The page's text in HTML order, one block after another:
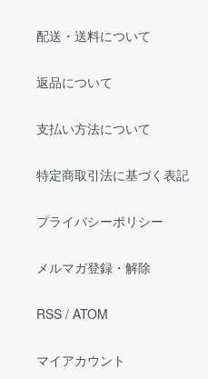
配送・送料について
返品について
支払い方法について
特定商取引法に基づく表記
プライバシーポリシー
メルマガ登録・解除
RSS / ATOM
マイアカウント